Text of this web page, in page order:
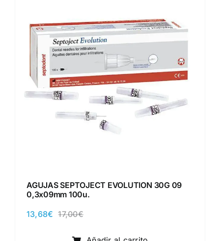
AGUJAS SEPTOJECT EVOLUTION 30G 09
0,3x09mm 100u.
17,00€El
original
13,68€
El
actual